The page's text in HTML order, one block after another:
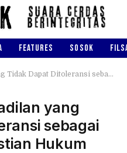
FEATURES SOSOK
sebagai Batas Akhir Kepastian Hukum
yang
sebagai
Hukum